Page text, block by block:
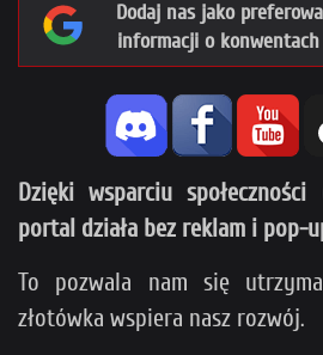
Dodaj nas jako
informacji o konwentach
Dzięki wsparciu społeczności
portal działa bez reklam i
To pozwala nam się
złotówka wspiera nasz rozwój.